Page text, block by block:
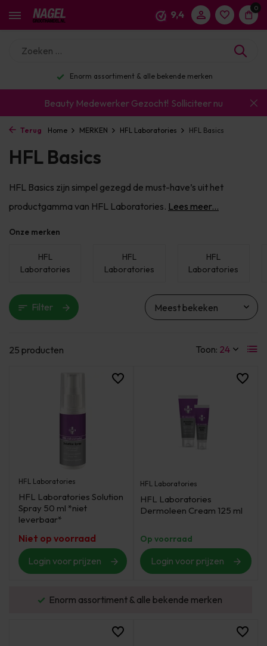
9,4
0
Enorm assortiment & alle bekende merken
Beauty Medewerker Gezocht! Solliciteer nu
Terug Home MERKEN HFL Laboratories HFL Basics
HFL Basics
HFL Basics zijn simpel gezegd de must-have’s uit het
productgamma van HFL Laboratories. Lees meer...
Onze merken
HFL
Laboratories
HFL
Laboratories
HFL
Laboratories
Filter
25 producten Toon:
HFL Laboratories
HFL Laboratories Solution
Spray 50 ml *niet
leverbaar*
Niet op voorraad
Login voor prijzen
HFL Laboratories
HFL Laboratories
Dermoleen Cream 125 ml
Op voorraad
Login voor prijzen
Enorm assortiment & alle bekende merken